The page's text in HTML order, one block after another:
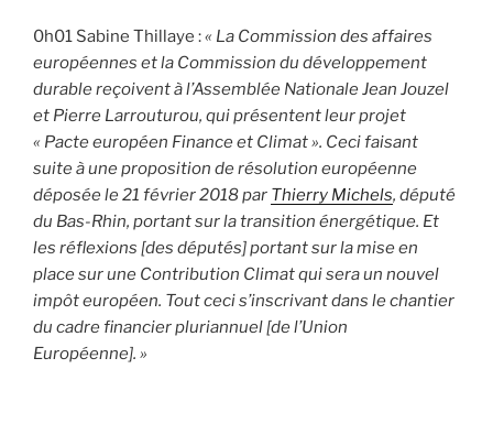
0h01 Sabine Thillaye :« La Commission des affaires
européennes et la Commission du développement
durable reçoivent à l’Assemblée Nationale Jean Jouzel
et Pierre Larrouturou, qui présentent leur projet
« Pacte européen Finance et Climat ». Ceci faisant
suite à une proposition de résolution européenne
déposée le 21 février 2018 par Thierry Michels, député
du Bas-Rhin, portant sur la transition énergétique. Et
les réflexions [des députés] portant sur la mise en
place sur une Contribution Climat qui sera un nouvel
impôt européen. Tout ceci s’inscrivant dans le chantier
du cadre financier pluriannuel [de l’Union
Européenne]. »